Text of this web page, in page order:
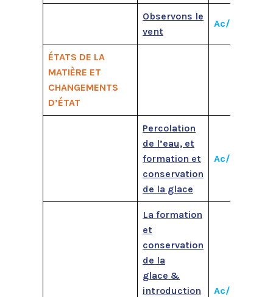
Observons le
vent
Ac/M1
ÉTATS DE LA
MATIÈRE ET
CHANGEMENTS
D’ÉTAT
Percolation
de l’eau, et
formation et
conservation
de la glace
Ac/M1
La formation
et
conservation
de la
glace &
introduction
Ac/M1